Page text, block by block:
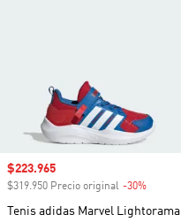
Precio de venta
$223.965
$319.950 Precio original -30%
Tenis adidas Marvel Lightorama